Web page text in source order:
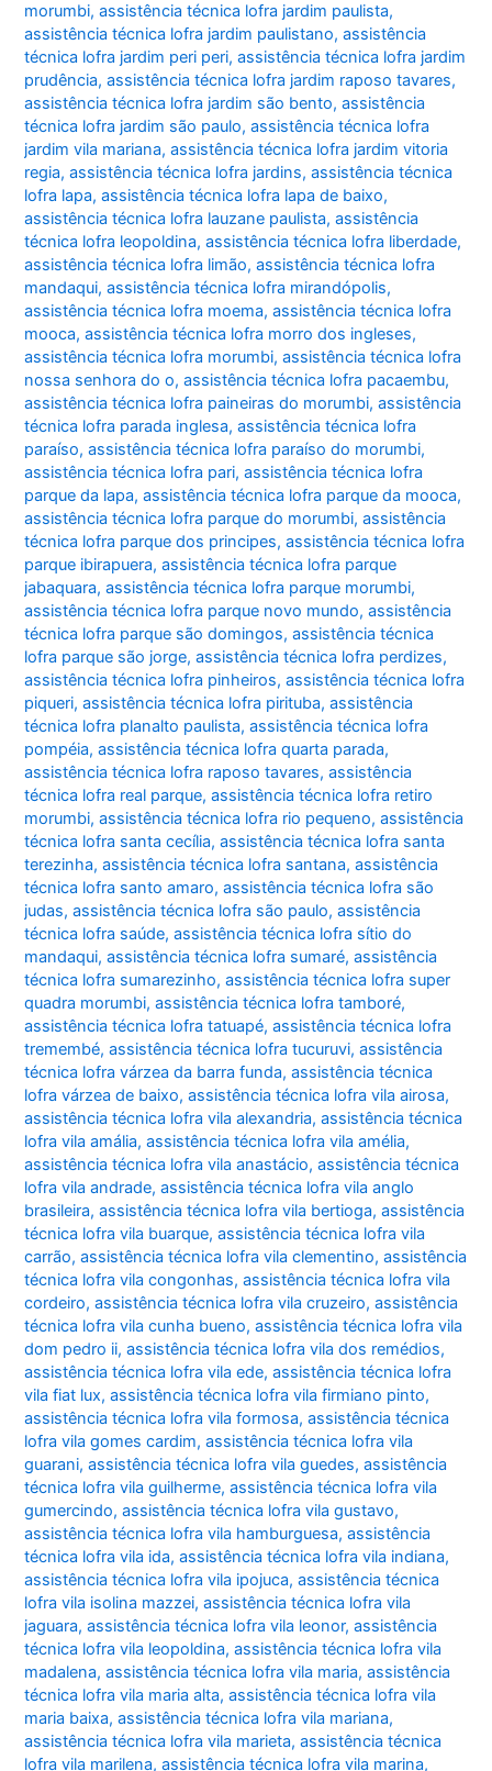
morumbi,assistência técnica lofra jardim paulista,
assistência técnica lofra jardim paulistano,assistência
técnica lofra jardim peri peri,assistência técnica lofra jardim
prudência,assistência técnica lofra jardim raposo tavares,
assistência técnica lofra jardim são bento,assistência
técnica lofra jardim são paulo,assistência técnica lofra
jardim vila mariana,assistência técnica lofra jardim vitoria
regia,assistência técnica lofra jardins,assistência técnica
lofra lapa,assistência técnica lofra lapa de baixo,
assistência técnica lofra lauzane paulista,assistência
técnica lofra leopoldina,assistência técnica lofra liberdade,
assistência técnica lofra limão,assistência técnica lofra
mandaqui,assistência técnica lofra mirandópolis,
assistência técnica lofra moema,assistência técnica lofra
mooca,assistência técnica lofra morro dos ingleses,
assistência técnica lofra morumbi,assistência técnica lofra
nossa senhora do o,assistência técnica lofra pacaembu,
assistência técnica lofra paineiras do morumbi,assistência
técnica lofra parada inglesa,assistência técnica lofra
paraíso,assistência técnica lofra paraíso do morumbi,
assistência técnica lofra pari,assistência técnica lofra
parque da lapa,assistência técnica lofra parque da mooca,
assistência técnica lofra parque do morumbi,assistência
técnica lofra parque dos principes,assistência técnica lofra
parque ibirapuera,assistência técnica lofra parque
jabaquara,assistência técnica lofra parque morumbi,
assistência técnica lofra parque novo mundo,assistência
técnica lofra parque são domingos,assistência técnica
lofra parque são jorge,assistência técnica lofra perdizes,
assistência técnica lofra pinheiros,assistência técnica lofra
piqueri,assistência técnica lofra pirituba,assistência
técnica lofra planalto paulista,assistência técnica lofra
pompéia,assistência técnica lofra quarta parada,
assistência técnica lofra raposo tavares,assistência
técnica lofra real parque,assistência técnica lofra retiro
morumbi,assistência técnica lofra rio pequeno,assistência
técnica lofra santa cecília,assistência técnica lofra santa
terezinha,assistência técnica lofra santana,assistência
técnica lofra santo amaro,assistência técnica lofra são
judas,assistência técnica lofra são paulo,assistência
técnica lofra saúde,assistência técnica lofra sítio do
mandaqui,assistência técnica lofra sumaré,assistência
técnica lofra sumarezinho,assistência técnica lofra super
quadra morumbi,assistência técnica lofra tamboré,
assistência técnica lofra tatuapé,assistência técnica lofra
tremembé,assistência técnica lofra tucuruvi,assistência
técnica lofra várzea da barra funda,assistência técnica
lofra várzea de baixo,assistência técnica lofra vila airosa,
assistência técnica lofra vila alexandria,assistência técnica
lofra vila amália,assistência técnica lofra vila amélia,
assistência técnica lofra vila anastácio,assistência técnica
lofra vila andrade,assistência técnica lofra vila anglo
brasileira,assistência técnica lofra vila bertioga,assistência
técnica lofra vila buarque,assistência técnica lofra vila
carrão,assistência técnica lofra vila clementino,assistência
técnica lofra vila congonhas,assistência técnica lofra vila
cordeiro,assistência técnica lofra vila cruzeiro,assistência
técnica lofra vila cunha bueno,assistência técnica lofra vila
dom pedro ii,assistência técnica lofra vila dos remédios,
assistência técnica lofra vila ede,assistência técnica lofra
vila fiat lux,assistência técnica lofra vila firmiano pinto,
assistência técnica lofra vila formosa,assistência técnica
lofra vila gomes cardim,assistência técnica lofra vila
guarani,assistência técnica lofra vila guedes,assistência
técnica lofra vila guilherme,assistência técnica lofra vila
gumercindo,assistência técnica lofra vila gustavo,
assistência técnica lofra vila hamburguesa,assistência
técnica lofra vila ida,assistência técnica lofra vila indiana,
assistência técnica lofra vila ipojuca,assistência técnica
lofra vila isolina mazzei,assistência técnica lofra vila
jaguara,assistência técnica lofra vila leonor,assistência
técnica lofra vila leopoldina,assistência técnica lofra vila
madalena,assistência técnica lofra vila maria,assistência
técnica lofra vila maria alta,assistência técnica lofra vila
maria baixa,assistência técnica lofra vila mariana,
assistência técnica lofra vila marieta,assistência técnica
lofra vila marilena,assistência técnica lofra vila marina,